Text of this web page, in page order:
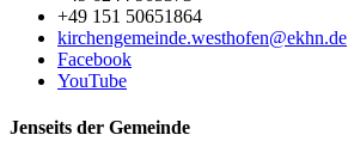
+49 151 50651864
kirchengemeinde.westhofen@ekhn.de
Facebook
YouTube
Jenseits der Gemeinde